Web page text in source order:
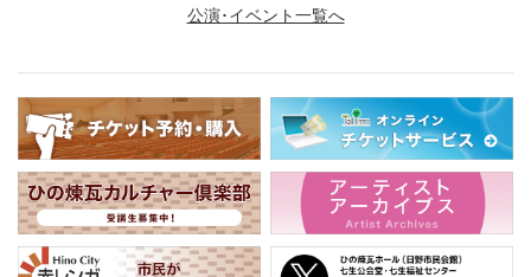
公演･イベント一覧へ